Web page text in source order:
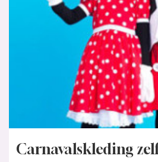
Carnavalskleding